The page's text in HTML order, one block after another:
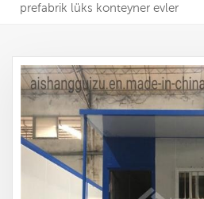
prefabrik lüks konteyner evler